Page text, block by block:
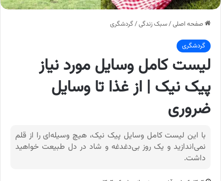
صفحه اصلی/سبک زندگی/گردشگری
گردشگری
لیست کامل وسایل مورد نیاز
پیک نیک | از غذا تا وسایل
ضروری
با این لیست کامل وسایل پیک نیک، هیچ وسیله‌ای را از قلم
نمی‌اندازید و یک روز بی‌دغدغه و شاد در دل طبیعت خواهید
داشت.